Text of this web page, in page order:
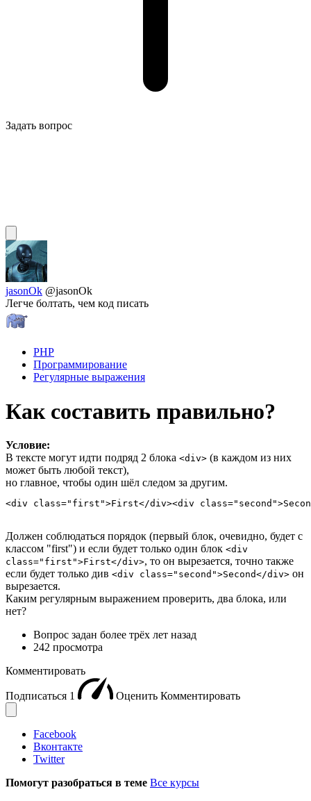
Задать вопрос
jasonOk @jasonOk
Легче болтать, чем код писать
PHP
Программирование
Регулярные выражения
Как составить правильно?
Условие:
В тексте могут идти подряд 2 блока <div> (в каждом из них
может быть любой текст),
но главное, чтобы один шёл следом за другим.
<div class="first">First</div><div
Должен соблюдаться порядок (первый блок, очевидно, будет с
классом "first") и если будет только один блок <div
class="first">First</div>, то он вырезается, точно также
если будет только див <div class="second">Second</div> он
вырезается.
Каким регулярным выражением проверить, два блока, или
нет?
Вопрос задан более трёх лет назад
242 просмотра
Комментировать
Подписаться 1 Оценить Комментировать
Facebook
Вконтакте
Twitter
Помогут разобраться в теме Все курсы